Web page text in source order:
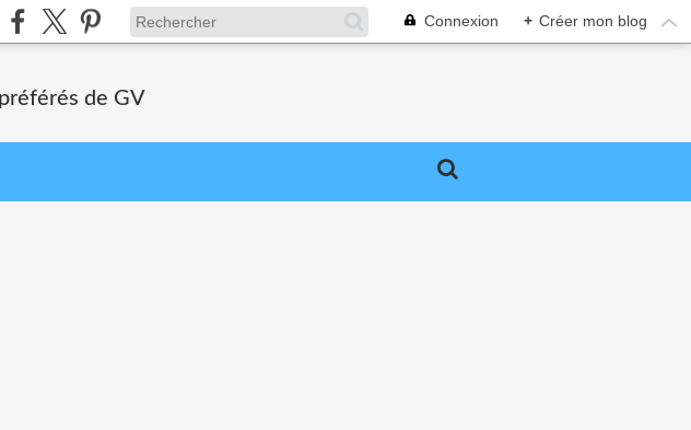
Connexion + Créer mon blog
de GV